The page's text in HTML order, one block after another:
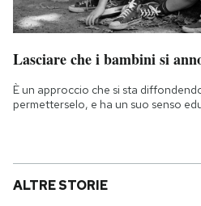
Lasciare che i bambini si
È un approccio che si sta
permetterselo, e ha un suo senso
ALTRE STORIE